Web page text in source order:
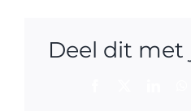
Deel dit met